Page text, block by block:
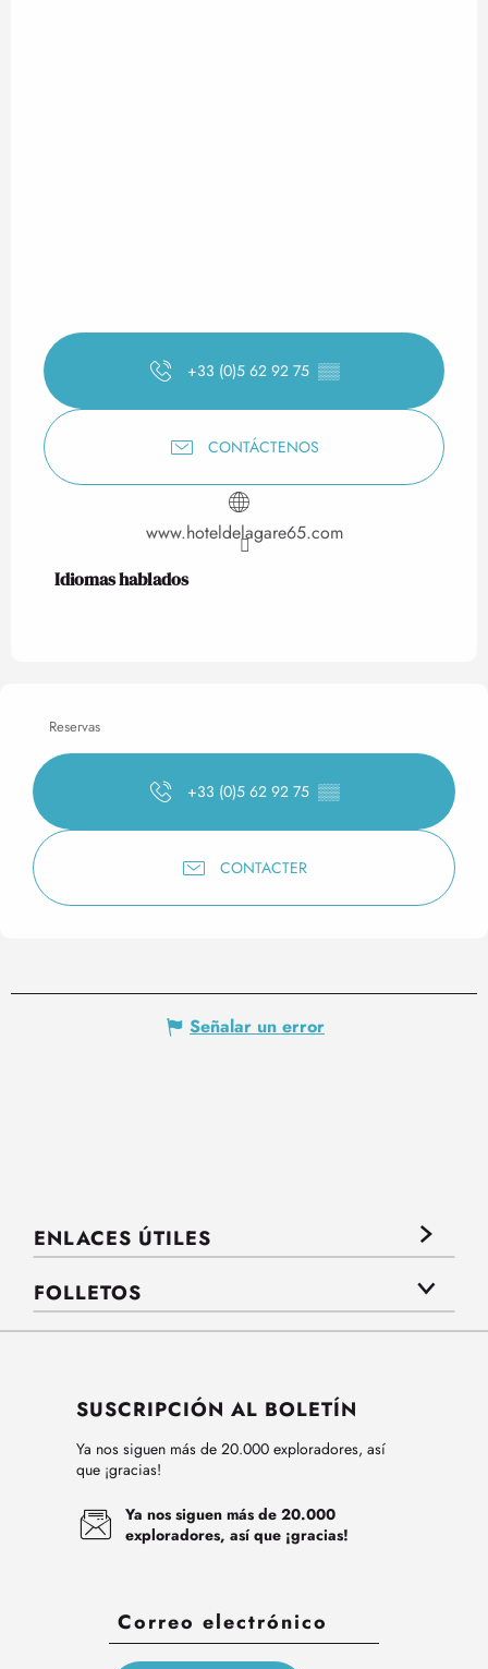
+33 (0)5 62 92 75 ▒▒
CONTÁCTENOS
www.hoteldelagare65.com
Idiomas hablados
Idiomas hablados
Reservas
+33 (0)5 62 92 75 ▒▒
CONTACTER
Señalar un error
ENLACES ÚTILES
FOLLETOS
SUSCRIPCIÓN AL BOLETÍN
Ya nos siguen más de 20.000 exploradores, así
que ¡gracias!
Ya nos siguen más de 20.000
exploradores, así que ¡gracias!